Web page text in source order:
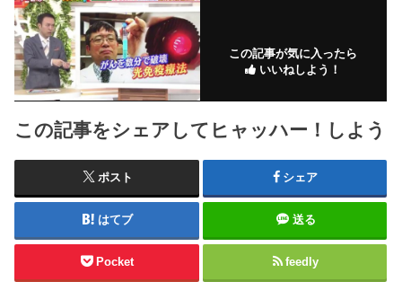
この記事が気に入ったら
いいねしよう！
この記事をシェアしてヒャッハー！しよう
ポスト シェア
はてブ 送る
Pocket feedly